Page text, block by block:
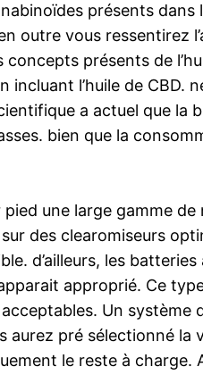
présents
outre vous ressentirez
concepts présents de
l’huile de
a actuel que
bien que la
une large gamme
des clearomiseurs
d’ailleurs, les
approprié. Ce
Un
pré sélectionné
le reste à